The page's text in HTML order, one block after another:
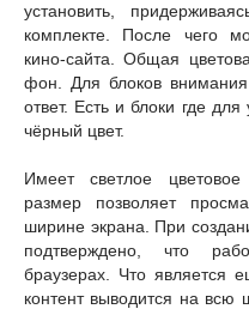
установить,
комплекте. После чего
кино-сайта. Общая
фон. Для блоков внимания
ответ. Есть и блоки где
чёрный цвет.
Имеет светлое
размер позволяет
ширине экрана. При
подтверждено, что
браузерах. Что является
контент выводится на всю